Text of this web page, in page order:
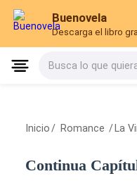
Buenovela
Descarga el libro
Busca lo que
Inicio / Romance / La
Continua